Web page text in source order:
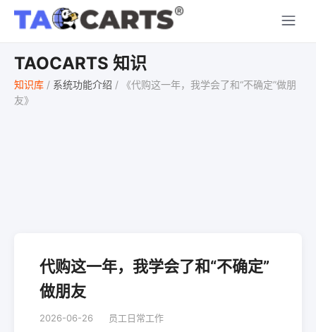
TAOCARTS 知识
知识库 / 系统功能介绍 /
《代购这一年，我学会了和“不确定”做朋
友》
代购这一年，我学会了和“不确定”
做朋友
2026-06-26 员工日常工作